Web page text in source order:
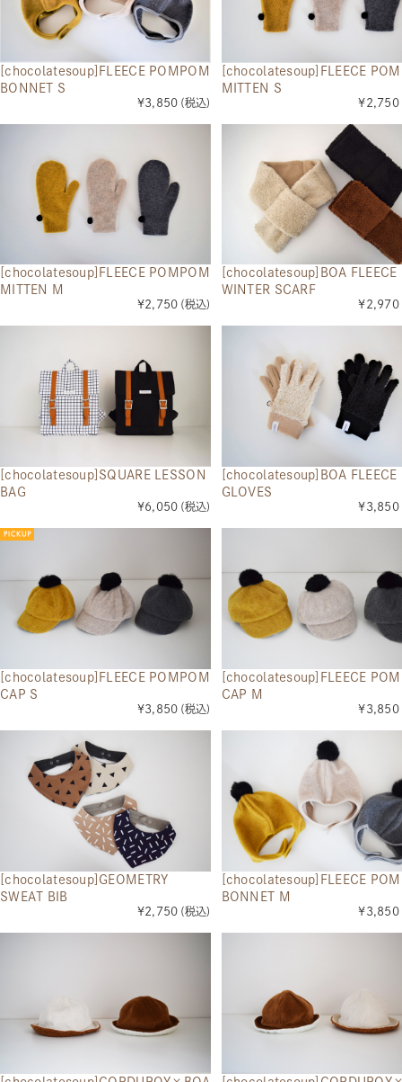
[chocolatesoup]FLEECE POMPOM
BONNET S
¥3,850 (税込)
[chocolatesoup]FLEECE
MITTEN S
¥2,750
[chocolatesoup]FLEECE POMPOM
MITTEN M
¥2,750 (税込)
[chocolatesoup]BOA FLEECE
WINTER SCARF
¥2,970
[chocolatesoup]SQUARE LESSON
BAG
¥6,050 (税込)
[chocolatesoup]BOA FLEECE
GLOVES
¥3,850
[chocolatesoup]FLEECE POMPOM
CAP S
¥3,850 (税込)
[chocolatesoup]FLEECE
CAP M
¥3,850
[chocolatesoup]GEOMETRY
SWEAT BIB
¥2,750 (税込)
[chocolatesoup]FLEECE
BONNET M
¥3,850